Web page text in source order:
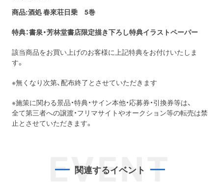
商品:酒処 春來荘日乗 5巻
特典：書泉・芳林堂書店限定描き下ろし特典イラストペーパー
該当商品をお買い上げのお客様に上記特典をお付けいたしま
す。
※無くなり次第、配布終了とさせていただきます
※施策に関わる景品・特典・サイン本他・応募券・引換券等は、
全て第三者への譲渡・フリマサイトやオークション等の転売は禁
止とさせていただきます。
EVENT
関連するイベント